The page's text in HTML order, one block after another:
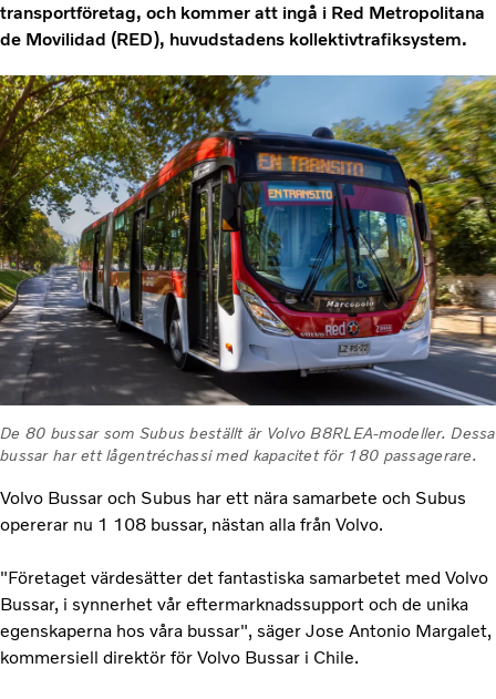
transportföretag, och kommer att ingå i Red Metropolitana
de Movilidad (RED), huvudstadens kollektivtrafiksystem.
De 80 bussar som Subus beställt är Volvo B8RLEA-modeller. Dessa
bussar har ett lågentréchassi med kapacitet för 180 passagerare.
Volvo Bussar och Subus har ett nära samarbete och Subus
opererar nu 1 108 bussar, nästan alla från Volvo.
"Företaget värdesätter det fantastiska samarbetet med Volvo
Bussar, i synnerhet vår eftermarknadssupport och de unika
egenskaperna hos våra bussar", säger Jose Antonio Margalet,
kommersiell direktör för Volvo Bussar i Chile.